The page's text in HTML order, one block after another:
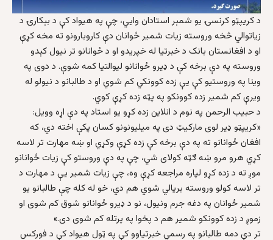
د کریپټو کرنسۍ یو شمېر استادان وایي، چې په هیواد کې د بېکارۍ د
زیاتوالي څخه وروسته زیات شمیر ځوانان دې کاروبارونو ته مخه کړې
او د افغانستان بانک د خبرتیا له خپریدو او د ځوانانو تر نیول کېدو
وروسته په دې برخه کې د ډیرو ځوانانو لیوالتیا کمه شوې. د دوی په
وینا په وروستیو کې یې زده کوونکي کم شوي او د طالبانو د نیولو له
ویرې کم شمیر زده کوونکو په پټه زده کړې کوي.
د حبیب الرحمن په نوم د انلاین زده کړو یو استاد په دې اړه وویل:
«کریپټو ډیر لوی مارکیټ دی په میلیونونو کسان پکې اخته دي، که
افغان ځوانانو ته په دې برخه کې زده کړې وکړي او ښه مهارت تر لاسه
کړي هرو مرو ښه ګټه کولای شي، چې په دې وروستو کې زیات ځوانانو
موږ ته د زده کړو لپاره مراجعه کړې وه، چې زیات شمیر یې د مهارت د
تر لاسه کولو وروسته بریالي شوي هم دي، خو له کله چې طالبانو یو
شمیر ځوانان په دغه جرم ونیول، نو د ډیرو ځوانانو شوق کم شوی او
زموږ د زده کوونکو شمیر هم د پخوا په پرتله کم شوی دی.»
تر دې دمه طالبانو په رسمي خبرتیاوو کې په ټول هیواد کې د فورکس